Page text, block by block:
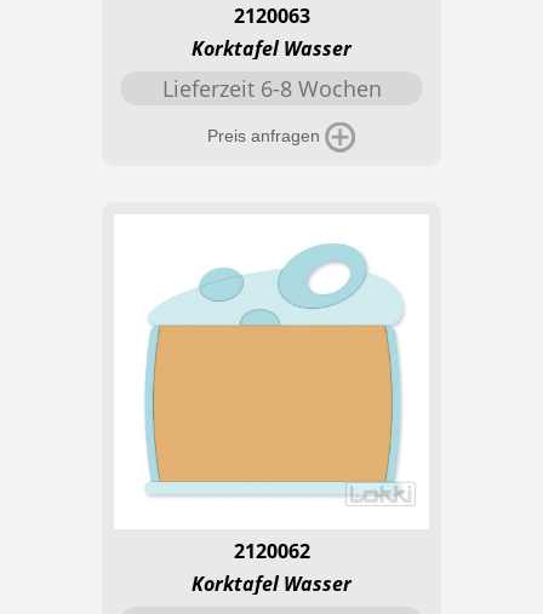
2120063
Korktafel Wasser
Lieferzeit 6-8 Wochen
Preis anfragen
2120062
Korktafel Wasser